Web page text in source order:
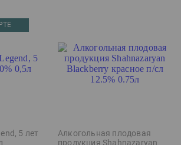
5 лет
Алкогольная плодовая
продукция Shahnazaryan